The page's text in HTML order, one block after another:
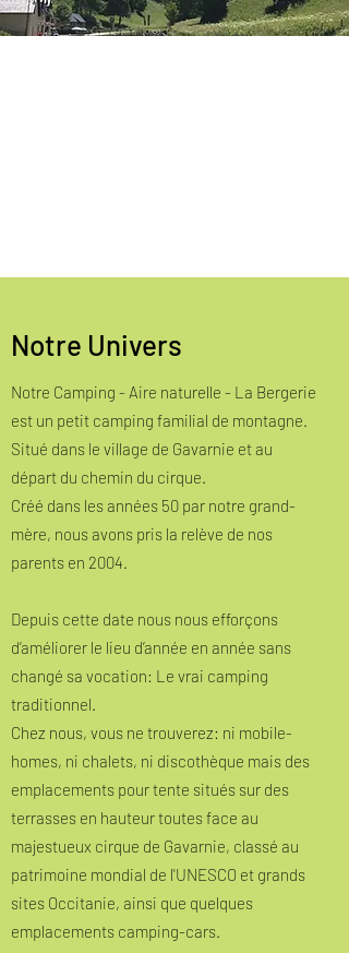
Notre Univers
Notre Camping - Aire naturelle - La Bergerie
est un petit camping familial de montagne.
Situé dans le village de Gavarnie et au
départ du chemin du cirque.
Créé dans les années 50 par notre grand-
mère, nous avons pris la relève de nos
parents en 2004.
Depuis cette date nous nous efforçons
d’améliorer le lieu d’année en année sans
changé sa vocation: Le vrai camping
traditionnel.
Chez nous, vous ne trouverez: ni mobile-
homes, ni chalets, ni discothèque mais des
emplacements pour tente situés sur des
terrasses en hauteur toutes face au
majestueux cirque de Gavarnie, classé au
patrimoine mondial de l'UNESCO et grands
sites Occitanie, ainsi que quelques
emplacements camping-cars.